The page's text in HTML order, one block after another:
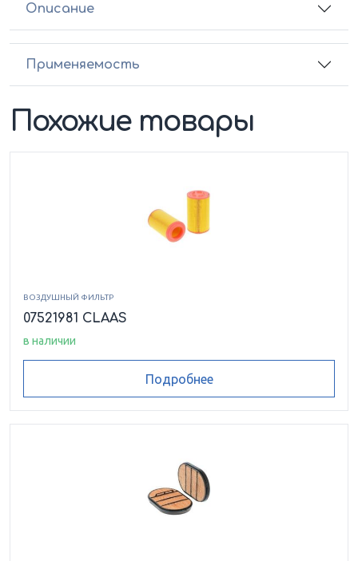
Описание
Применяемость
Похожие товары
ВОЗДУШНЫЙ ФИЛЬТР
07521981 CLAAS
в наличии
Подробнее